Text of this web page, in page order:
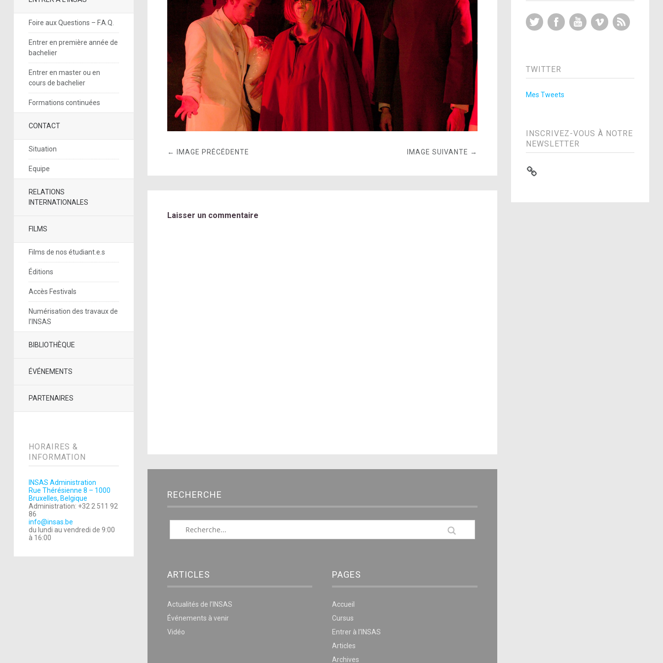
Foire aux Questions – F.A.Q.
Entrer en première année de
bachelier
Entrer en master ou en
cours de bachelier
Formations continuées
CONTACT
Situation
Equipe
RELATIONS
INTERNATIONALES
FILMS
Films de nos étudiant.e.s
Éditions
Accès Festivals
Numérisation des travaux de
l’INSAS
BIBLIOTHÈQUE
ÉVÉNEMENTS
PARTENAIRES
HORAIRES &
INFORMATION
INSAS Administration
Rue Thérésienne 8 – 1000
Bruxelles, Belgique
Administration: +32 2 511 92
86
info@insas.be
du lundi au vendredi de 9:00
à 16:00
← IMAGE PRÉCÉDENTE IMAGE SUIVANTE →
Laisser un commentaire
RECHERCHE
ARTICLES
Actualités de l’INSAS
Événements à venir
Vidéo
PAGES
Accueil
Cursus
Entrer à l’INSAS
Articles
Archives
Twitter FacebookYouTubeVimeo
TWITTER
Mes Tweets
INSCRIVEZ-VOUS À NOTRE
NEWSLETTER